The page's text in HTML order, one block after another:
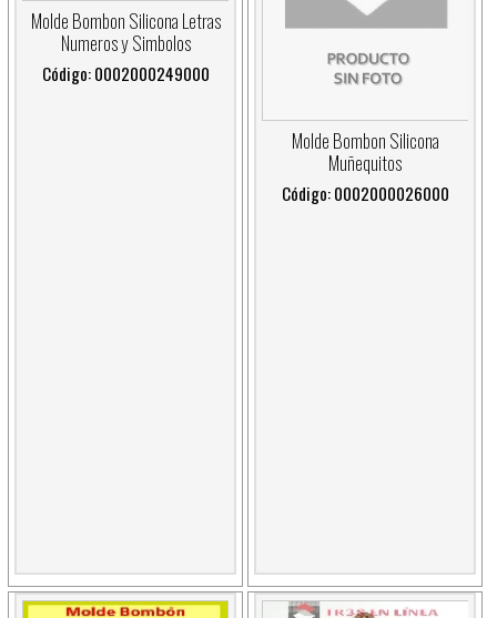
Molde Bombon Silicona Letras
Numeros y Simbolos
Código: 0002000249000
Molde Bombon Silicona
Muñequitos
Código: 0002000026000